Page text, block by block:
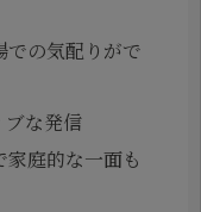
での気配りがで
ブな発信
庭的な一面も